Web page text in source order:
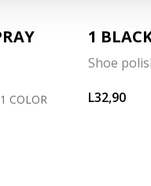
1 COLOR
1
Shoe
L32,90